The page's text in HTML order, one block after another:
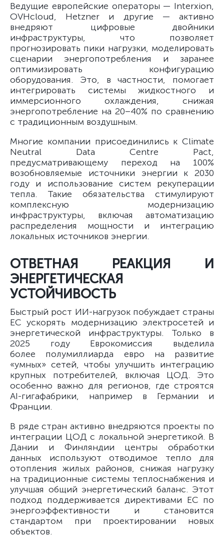
Ведущие европейские операторы — Interxion,
OVHcloud, Hetzner и другие — активно
внедряют цифровые двойники
инфраструктуры, что позволяет
прогнозировать пики нагрузки, моделировать
сценарии энергопотребления и заранее
оптимизировать конфигурацию
оборудования. Это, в частности, помогает
интегрировать системы жидкостного и
иммерсионного охлаждения, снижая
энергопотребление на 20–40% по сравнению
с традиционным воздушным.
Многие компании присоединились к Climate
Neutral Data Centre Pact,
предусматривающему переход на 100%
возобновляемые источники энергии к 2030
году и использование систем рекуперации
тепла. Такие обязательства стимулируют
комплексную модернизацию
инфраструктуры, включая автоматизацию
распределения мощности и интеграцию
локальных источников энергии.
ОТВЕТНАЯ РЕАКЦИЯ И
ЭНЕРГЕТИЧЕСКАЯ
УСТОЙЧИВОСТЬ
Быстрый рост ИИ-нагрузок побуждает страны
ЕС ускорять модернизацию электросетей и
энергетической инфраструктуры. Только в
2025 году Еврокомиссия выделила
более полумиллиарда евро на развитие
«умных» сетей, чтобы улучшить интеграцию
крупных потребителей, включая ЦОД. Это
особенно важно для регионов, где строятся
AI-гигафабрики, например в Германии и
Франции.
В ряде стран активно внедряются проекты по
интеграции ЦОД с локальной энергетикой. В
Дании и Финляндии центры обработки
данных используют отводимое тепло для
отопления жилых районов, снижая нагрузку
на традиционные системы теплоснабжения и
улучшая общий энергетический баланс. Этот
подход поддерживается директивами ЕС по
энергоэффективности и становится
стандартом при проектировании новых
объектов.